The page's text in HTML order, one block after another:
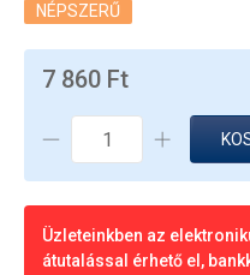
NÉPSZERŰ
7 860 Ft
Üzleteinkben az
átutalással érhető el,